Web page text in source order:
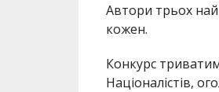
Автори трьох
кожен.
Конкурс
Націоналістів,